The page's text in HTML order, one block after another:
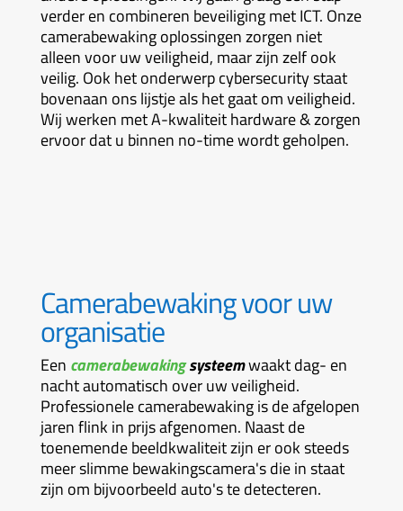
verder en combineren beveiliging met ICT. Onze
camerabewaking oplossingen zorgen niet
alleen voor uw veiligheid, maar zijn zelf ook
veilig. Ook het onderwerp cybersecurity staat
bovenaan ons lijstje als het gaat om veiligheid.
Wij werken met A-kwaliteit hardware & zorgen
ervoor dat u binnen no-time wordt geholpen.
Camerabewaking voor uw
organisatie
Een camerabewakingsysteemwaakt dag- en
nacht automatisch over uw veiligheid.
Professionele camerabewaking is de afgelopen
jaren flink in prijs afgenomen. Naast de
toenemende beeldkwaliteit zijn er ook steeds
meer slimme bewakingscamera's die in staat
zijn om bijvoorbeeld auto's te detecteren.